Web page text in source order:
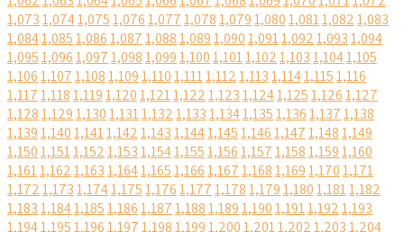
1,0731,0741,0751,0761,0771,0781,0791,0801,0811,0821,083
1,0841,0851,0861,0871,0881,0891,0901,0911,0921,0931,094
1,0951,0961,0971,0981,0991,1001,1011,1021,1031,1041,105
1,1061,1071,1081,1091,1101,1111,1121,1131,1141,1151,116
1,1171,1181,1191,1201,1211,1221,1231,1241,1251,1261,127
1,1281,1291,1301,1311,1321,1331,1341,1351,1361,1371,138
1,1391,1401,1411,1421,1431,1441,1451,1461,1471,1481,149
1,1501,1511,1521,1531,1541,1551,1561,1571,1581,1591,160
1,1611,1621,1631,1641,1651,1661,1671,1681,1691,1701,171
1,1721,1731,1741,1751,1761,1771,1781,1791,1801,1811,182
1,1831,1841,1851,1861,1871,1881,1891,1901,1911,1921,193
1,1941,1951,1961,1971,1981,1991,2001,2011,2021,2031,204